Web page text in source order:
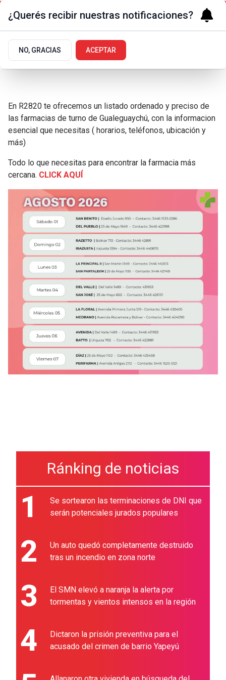
En R2820 te ofrecemos un listado ordenado y preciso de
las farmacias de turno de Gualeguaychú, con la informacion
esencial que necesitas ( horarios, teléfonos, ubicación y
más)
Todo lo que necesitas para encontrar la farmacia más
cercana. CLICK AQUÍ
Ránking de noticias
1
Se sortearon las terminaciones de DNI que
serán potenciales jurados populares
2
Un auto quedó completamente destruido
tras un incendio en zona norte
3
El SMN elevó a naranja la alerta por
tormentas y vientos intensos en la región
4
Dictaron la prisión preventiva para el
acusado del crimen de barrio Yapeyú
¿Querés recibir nuestras notificaciones?
NO, GRACIAS ACEPTAR